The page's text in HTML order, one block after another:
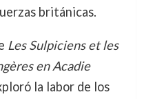
británicas.
Les Sulpiciens et les
en Acadie
la labor de los